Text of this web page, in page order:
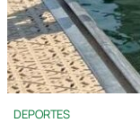
DEPORTES